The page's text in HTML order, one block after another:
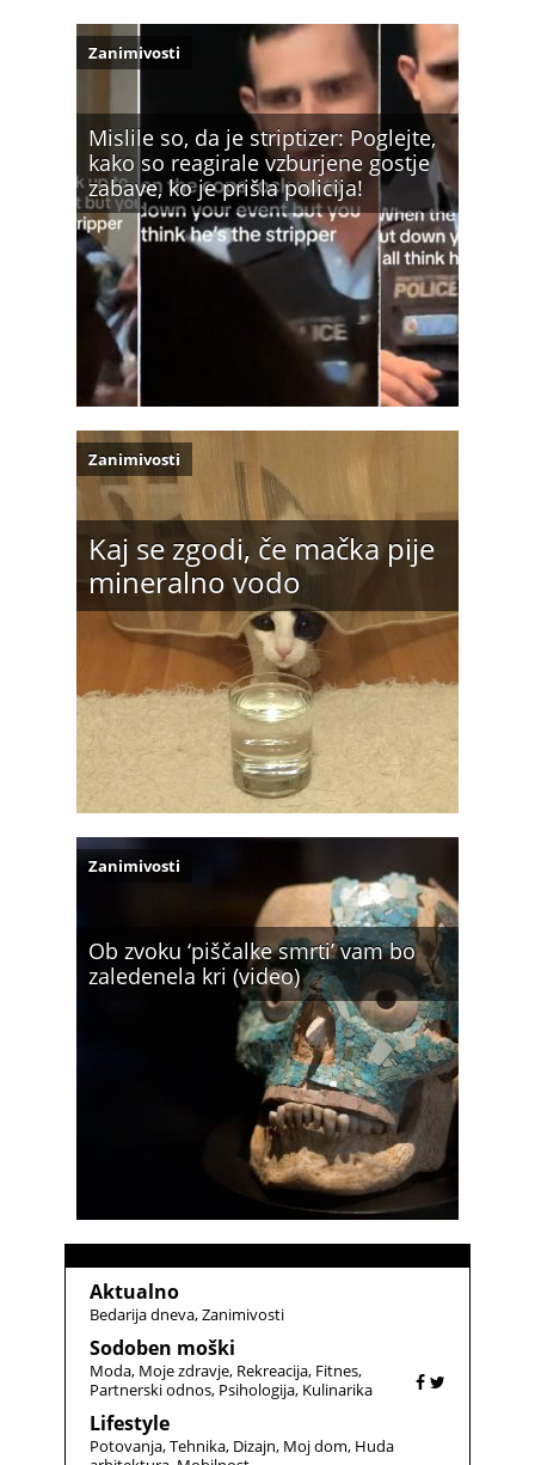
Mislile so, da je striptizer: Poglejte,
kako so reagirale vzburjene gostje
zabave, ko je prišla policija!
Zanimivosti
Kaj se zgodi, če mačka pije
mineralno vodo
Zanimivosti
Ob zvoku ‘piščalke smrti’ vam bo
zaledenela kri (video)
Zanimivosti
Aktualno
Bedarija dneva Zanimivosti
Sodoben moški
Moda Moje zdravje Rekreacija Fitnes
Partnerski odnos Psihologija Kulinarika
Lifestyle
Potovanja Tehnika Dizajn Moj dom Huda